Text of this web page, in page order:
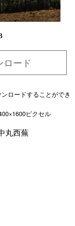
ロード
ロードすることができ
ピクセル
丸西蕪